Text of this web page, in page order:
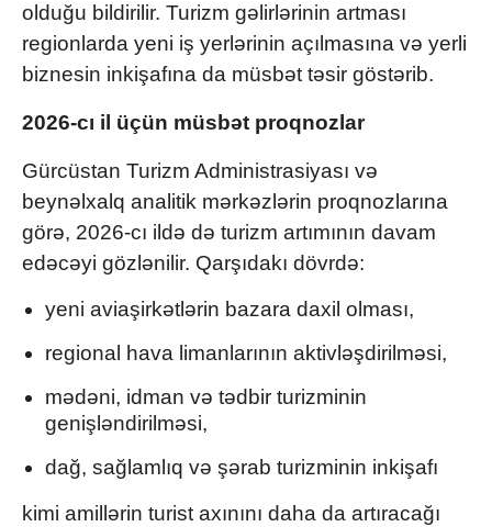
olduğu bildirilir. Turizm gəlirlərinin artması
regionlarda yeni iş yerlərinin açılmasına və yerli
biznesin inkişafına da müsbət təsir göstərib.
2026-cı il üçün müsbət proqnozlar
Gürcüstan Turizm Administrasiyası və
beynəlxalq analitik mərkəzlərin proqnozlarına
görə, 2026-cı ildə də turizm artımının davam
edəcəyi gözlənilir. Qarşıdakı dövrdə:
yeni aviaşirkətlərin bazara daxil olması,
regional hava limanlarının aktivləşdirilməsi,
mədəni, idman və tədbir turizminin
genişləndirilməsi,
dağ, sağlamlıq və şərab turizminin inkişafı
kimi amillərin turist axınını daha da artıracağı